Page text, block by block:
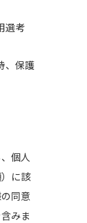
選考
、保護
個人
に該
同意
みま